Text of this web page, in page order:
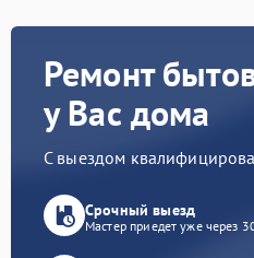
Ремонт
у Вас дома
С выездом
Срочный выезд
Мастер приедет уже через